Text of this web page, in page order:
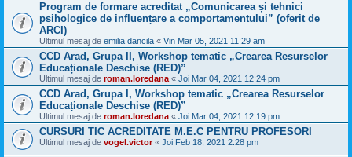
Program de formare acreditat „Comunicarea și tehnici
psihologice de influențare a comportamentului” (oferit de
ARCI)
Ultimul mesaj de emilia dancila « Vin Mar 05, 2021 11:29 am
CCD Arad, Grupa II, Workshop tematic „Crearea Resurselor
Educaționale Deschise (RED)”
Ultimul mesaj de roman.loredana « Joi Mar 04, 2021 12:24 pm
CCD Arad, Grupa I, Workshop tematic „Crearea Resurselor
Educaționale Deschise (RED)”
Ultimul mesaj de roman.loredana « Joi Mar 04, 2021 12:19 pm
CURSURI TIC ACREDITATE M.E.C PENTRU PROFESORI
Ultimul mesaj de vogel.victor« Joi Feb 18, 2021 2:28 pm